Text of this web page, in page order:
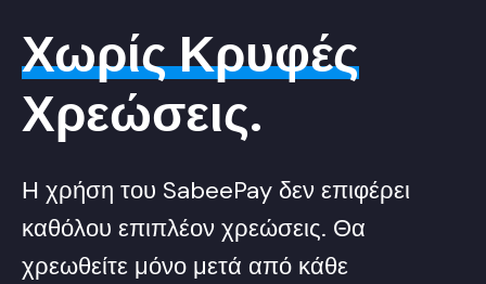
Χωρίς Κρυφές
Χρεώσεις.
Η χρήση του SabeePay δεν επιφέρει
καθόλου επιπλέον χρεώσεις. Θα
χρεωθείτε μόνο μετά από κάθε